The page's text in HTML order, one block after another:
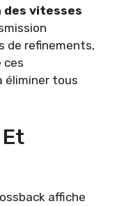
des vitesses
de refinements,
ces
éliminer tous
affiche